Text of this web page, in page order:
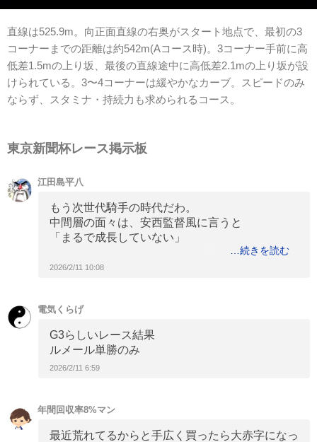
直線は525.9m。向正面直線の右奥がスタート地点で、最初の3
コーナーまでの距離は約542m(Aコース時)。3コーナー手前に高
低差1.5mの上り坂、最後の直線途中に高低差2.1mの上り坂が設
けられている。3〜4コーナーは緩やかなカーブ。スピードのみ
ならず、スタミナ・持続力も求められるコース。
東京新聞杯レース掲示板
江田島平八
もう次世代騎手の時代だわ。
中間層の面々は、安西監督風に言うと
「まるで成長していない」
関東が舞台のレースなんだから、関西圏の若手に
続きを読む
2026/2/11 10:08
電気くらげ
G3らしいレース結果
ルメール単勝のみ
2026/2/11 6:59
年間回収率8%マン
最近荒れてるからと手広く買ったら大赤字になっ